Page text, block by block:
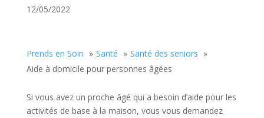
12/05/2022
Prends en Soin Santé
Santé des seniors
Aide à domicile pour personnes âgées
Si vous avez un proche âgé qui a besoin d’aide pour les
activités de base à la maison, vous vous demandez